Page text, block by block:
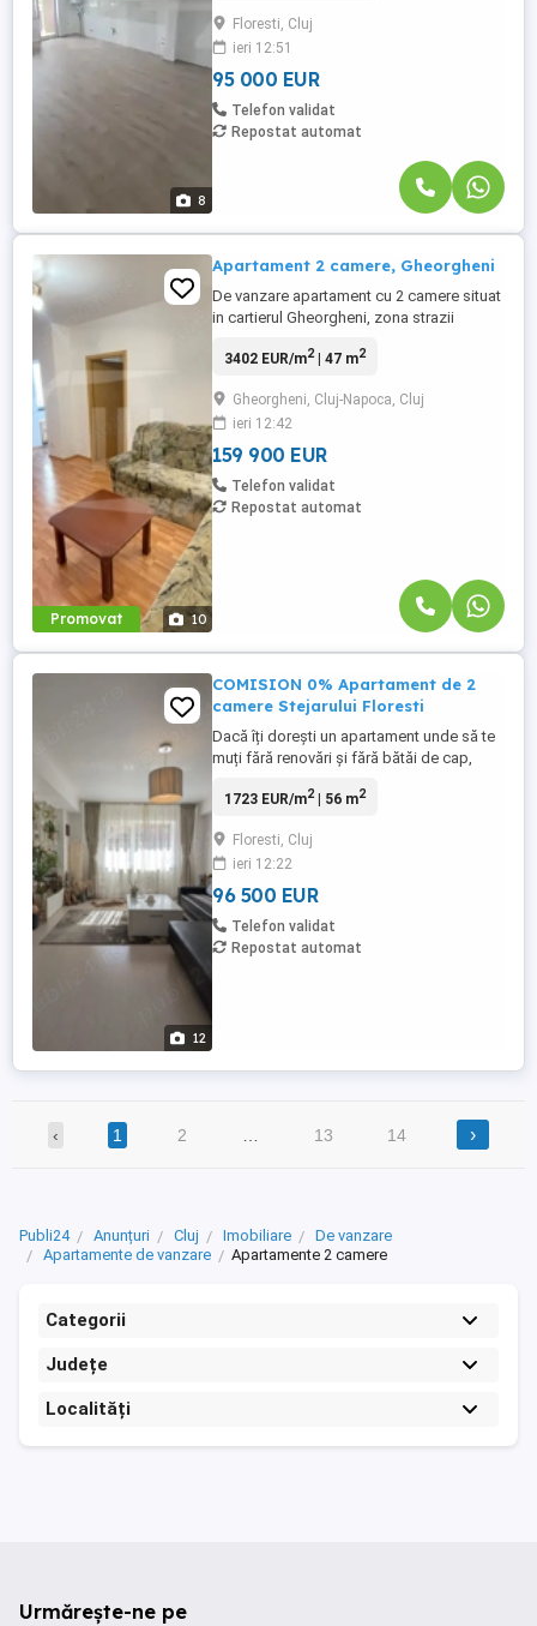
8
termopan(Barrier), usa metalica la intrare
si este compus din: living cu bucatarie
open space, dormitor, ...
Floresti, Cluj
ieri 12:51
95 000 EUR
Telefon validat
Repostat automat
Promovat 10
Apartament 2 camere, Gheorgheni
De vanzare apartament cu 2 camere situat
in cartierul Gheorgheni, zona strazii
sunt urmatoarele: - Suprafata utila: 47 mp
Semidecomandat- Dormitor, living open
space cu bucatarie, debara, dressing,
baie si hol. ...
3402 EUR/m2| 47 m2
Gheorgheni, Cluj-Napoca, Cluj
ieri 12:42
159 900 EUR
Telefon validat
Repostat automat
12
COMISION 0% Apartament de 2
camere Stejarului Floresti
Dacă îți dorești un apartament unde să te
muți fără renovări și fără bătăi de cap,
Apartament de 2 camere, 56 mp, situat în
construit după 2012. Compartimentare
practică: living cu bucătărie, dormitor, baie
și hol. Se vinde ...
1723 EUR/m2| 56 m2
Floresti, Cluj
ieri 12:22
96 500 EUR
Telefon validat
Repostat automat
‹ 1 2 13 14 ›
Publi24 Anunțuri Cluj Imobiliare
De vanzare
Apartamente de vanzare
Apartamente 2 camere
Categorii
Județe
Localități
Urmărește-ne pe